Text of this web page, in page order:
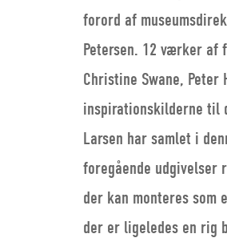
forord af
Petersen. 12 værker af
Christine Swane, Peter
inspirationskilderne til
Larsen har samlet i
foregående udgivelser
der kan monteres som
der er ligeledes en rig